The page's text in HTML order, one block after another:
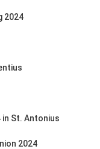
2024
St. Antonius
2024